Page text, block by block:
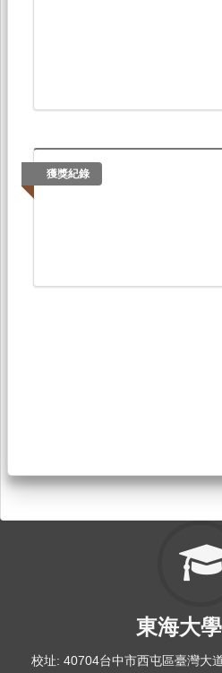
獲獎紀錄
東海大
校址: 40704台中市西屯區臺灣大